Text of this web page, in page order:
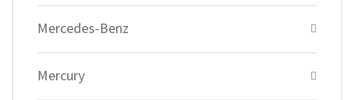
Mercedes-Benz
Mercury